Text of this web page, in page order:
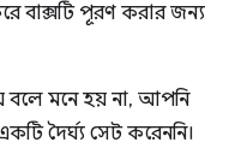
বাক্সটি পূরণ করার জন্য
বলে মনে হয় না, আপনি
দৈর্ঘ্য সেট করেননি।